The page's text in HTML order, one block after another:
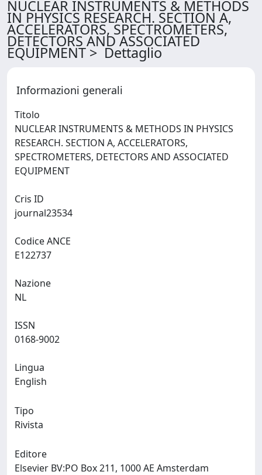
NUCLEAR INSTRUMENTS & METHODS
IN PHYSICS RESEARCH. SECTION A,
ACCELERATORS, SPECTROMETERS,
DETECTORS AND ASSOCIATED
EQUIPMENT > Dettaglio
Informazioni generali
Titolo
NUCLEAR INSTRUMENTS & METHODS IN PHYSICS
RESEARCH. SECTION A, ACCELERATORS,
SPECTROMETERS, DETECTORS AND ASSOCIATED
Cris ID
Codice ANCE
Nazione
ISSN
Lingua
Tipo
Rivista
Editore
Elsevier BV:PO Box 211, 1000 AE Amsterdam